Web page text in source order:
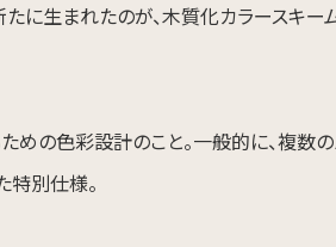
に生まれたのが、木質化カラースキー
めの色彩設計のこと。一般的に、複数
特別仕様。